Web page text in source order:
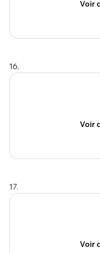
Voir
16.
Voir
17.
Voir